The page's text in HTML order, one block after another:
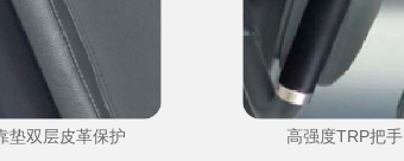
垫双层皮革保护 高强度TRP把手